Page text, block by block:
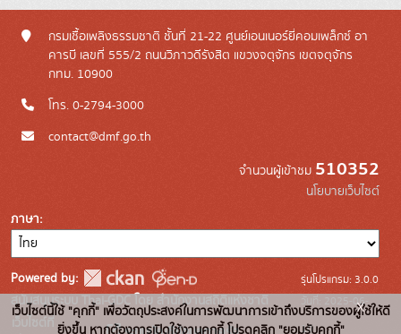
กรมเชื้อเพลิงธรรมชาติ ชั้นที่ 21-22 ศูนย์เอนเนอร์ยี่คอมเพล็กซ์ อา
คารบี เลขที่ 555/2 ถนนวิภาวดีรังสิต แขวงจตุจักร เขตจตุจักร
กทม. 10900
โทร. 0-2794-3000
contact@dmf.go.th
จำนวนผู้เข้าชม 510352
นโยบายเว็บไซต์
ภาษา
Powered by:
สนับสนุนระบบ Thai-GDC โดย สำนักงานสถิติแห่งชาติ
รุ่นโปรแกรม: 3.0.0
วันที่: 2025-06-
10
เว็บไซต์นี้ใช้ "คุกกี้" เพื่อวัตถุประสงค์ในการพัฒนาการเข้าถึงบริการของผู้ใช้ให้ดี
ยิ่งขึ้น หากต้องการเปิดใช้งานคุกกี้ โปรดคลิก "ยอมรับคุกกี้"
x